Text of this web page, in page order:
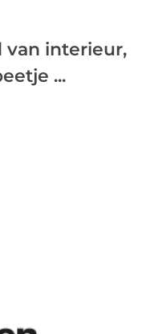
van interieur,
...